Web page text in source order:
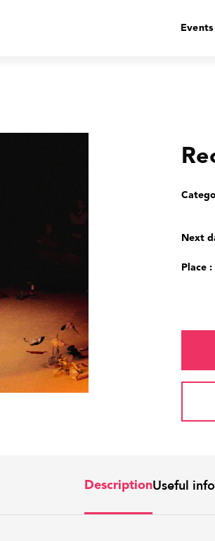
Events
Next
Place :
DescriptionUseful